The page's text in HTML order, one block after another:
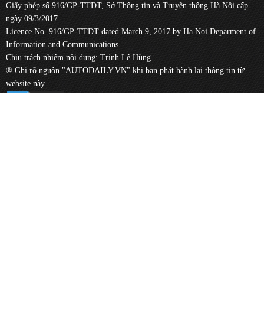
Giấy phép số 916/GP-TTĐT, Sở Thông tin và Truyền thông Hà Nội cấp
ngày 09/3/2017.
Licence No. 916/GP-TTĐT dated March 9, 2017 by Ha Noi Deparment of
Information and Communications.
Chịu trách nhiệm nội dung: Trịnh Lê Hùng.
® Ghi rõ nguồn "AUTODAILY.VN" khi bạn phát hành lại thông tin từ
website này.